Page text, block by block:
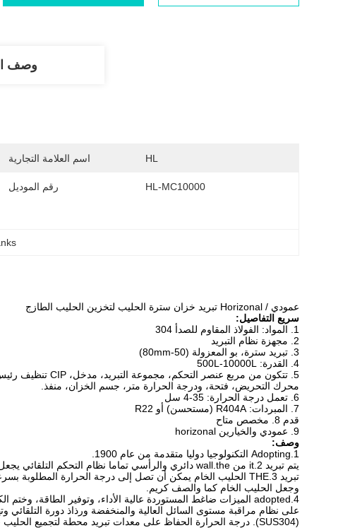
وصف
اسم العلامة التجارية HL
رقم الموديل HL-MC10000
عمودي / Horizonal تبريد خزان سترة الحليب لتخزين الحليب الطازج
سريع التفاصيل:
1. المواد: الفولاذ المقاوم للصدأ 304
2. مجهزة نظام التبريد
3. تبريد سترة، بو المعزولة (50-80mm)
4. القدرة: 500L-10000L
5. تتكون من مربع عنصر التحكم، مجموعة التبريد، مدخل، CIP تنظيف رئيس،
محرك التحريض، فتحة، ودرجة الحرارة متر، جسم الخزان، منفذ.
6. تعمل درجة الحرارة: 35-4 سل
7. المبردات: R404A (مستحسن) أو R22
قدم 8. مخصص متاح
9. عمودي والخيارين horizonal
وصف:
1.Adopting التكنولوجيا دوليا متقدمة من عام 1900.
يتم تبريد 2.it من wall.the دائري والرأسي تماما نظام التحكم التلقائي يجعل العملية برمتها من المراقبة المتاحة.
وجعل الحليب الخام كما والصف كريم.
(SUS304). درجة الحرارة الحفاظ على معدات تبريد محطة لتجميع الحليب في مرج وحدة متخصصة في حليب البقر الزراعة.